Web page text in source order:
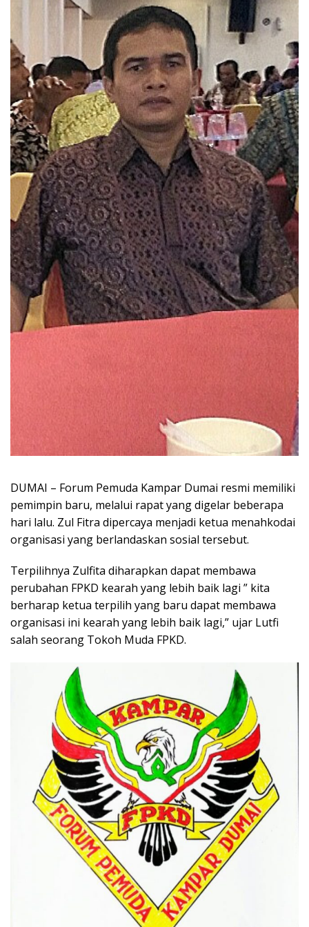
DUMAI – Forum Pemuda Kampar Dumai resmi memiliki
pemimpin baru, melalui rapat yang digelar beberapa
hari lalu. Zul Fitra dipercaya menjadi ketua menahkodai
organisasi yang berlandaskan sosial tersebut.
Terpilihnya Zulfita diharapkan dapat membawa
perubahan FPKD kearah yang lebih baik lagi ” kita
berharap ketua terpilih yang baru dapat membawa
organisasi ini kearah yang lebih baik lagi,” ujar Lutfi
salah seorang Tokoh Muda FPKD.